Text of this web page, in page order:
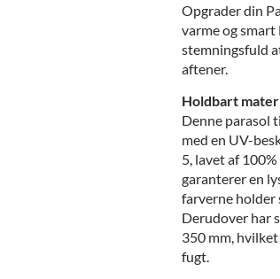
Opgrader din
varme og smart
stemningsfuld
aftener.
Holdbart
Denne parasol
med en UV-
5, lavet af
garanterer en
farverne holder
Derudover har
350 mm,
fugt.